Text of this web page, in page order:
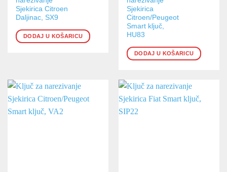
Sjekirica Citroen
Daljinac, SX9
DODAJ U KOŠARICU
Sjekirica
Citroen/Peugeot
Smart ključ,
HU83
DODAJ U KOŠARICU